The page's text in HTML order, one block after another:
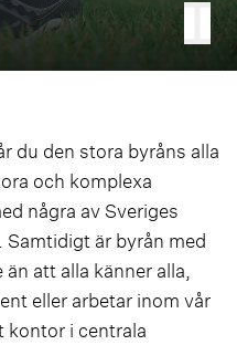
du den stora byråns alla
och komplexa
några av Sveriges
är byrån med
att alla känner alla,
eller arbetar inom vår
kontor i centrala